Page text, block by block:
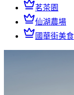
茗茶園
仙湖農場
國華街美食